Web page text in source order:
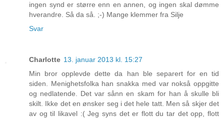
ingen synd er større enn en annen, og ingen skal dømme
hverandre. Så da så. ;-) Mange klemmer fra Silje
Svar
Charlotte 13. januar 2013 kl. 15:27
Min bror opplevde dette da han ble separert for en tid
siden. Menighetsfolka han snakka med var nokså oppgitte
og nedlatende. Det var sånn en skam for han å skulle bli
skilt. Ikke det en ønsker seg i det hele tatt. Men så skjer det
av og til likavel :( Jeg syns det er flott du tar det opp, flott